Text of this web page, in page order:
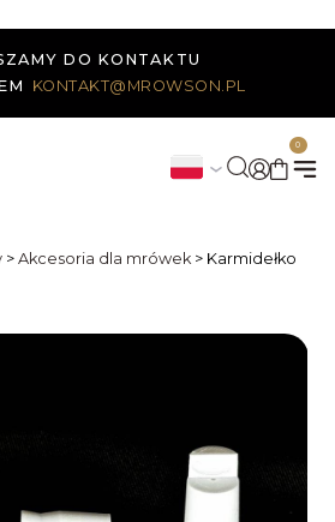
DO KONTAKTU
KONTAKT@MROWSON.PL
0
> Akcesoria dla mrówek > Karmidełko